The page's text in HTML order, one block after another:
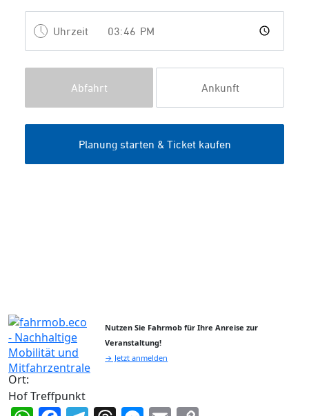
Nutzen Sie Fahrmob für Ihre Anreise zur
Veranstaltung!
→ Jetzt anmelden
Ort:
Hof Treffpunkt